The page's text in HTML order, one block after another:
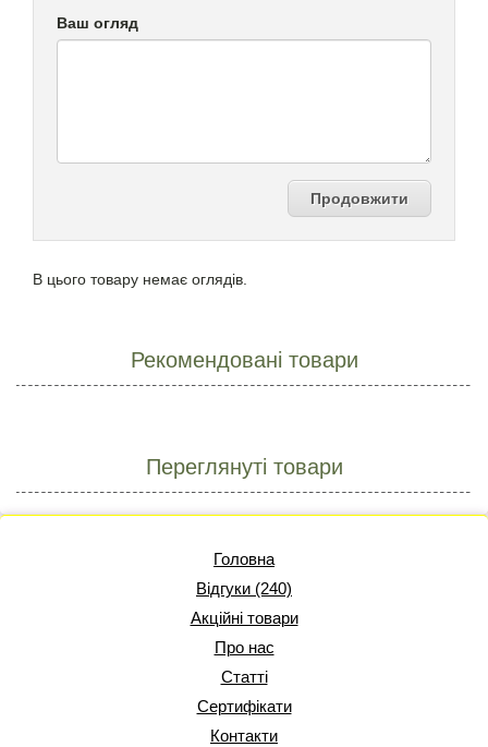
Ваш огляд
Продовжити
В цього товару немає оглядів.
Рекомендовані товари
Переглянуті товари
Головна
Відгуки (240)
Акційні товари
Про нас
Статті
Сертифікати
Контакти